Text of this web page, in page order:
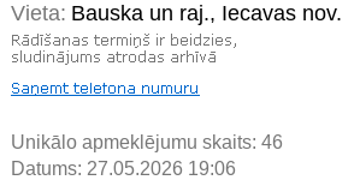
Vieta: Bauska un raj., Iecavas nov.
Unikālo apmeklējumu skaits: 46
Datums: 27.05.2026 19:06